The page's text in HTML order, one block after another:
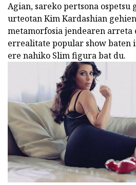
Agian, sareko pertsona ospetsu
urteotan Kim Kardashian
metamorfosia jendearen
errealitate popular show baten
ere nahiko Slim figura bat du.